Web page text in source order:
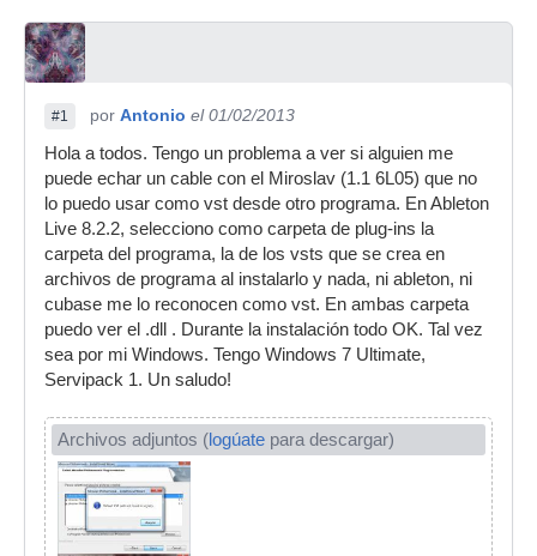
#1 por Antonio el 01/02/2013
Hola a todos. Tengo un problema a ver si alguien me
puede echar un cable con el Miroslav (1.1 6L05) que no
lo puedo usar como vst desde otro programa. En Ableton
Live 8.2.2, selecciono como carpeta de plug-ins la
carpeta del programa, la de los vsts que se crea en
archivos de programa al instalarlo y nada, ni ableton, ni
cubase me lo reconocen como vst. En ambas carpeta
puedo ver el .dll . Durante la instalación todo OK. Tal vez
sea por mi Windows. Tengo Windows 7 Ultimate,
Servipack 1. Un saludo!
Archivos adjuntos (logúate para descargar)